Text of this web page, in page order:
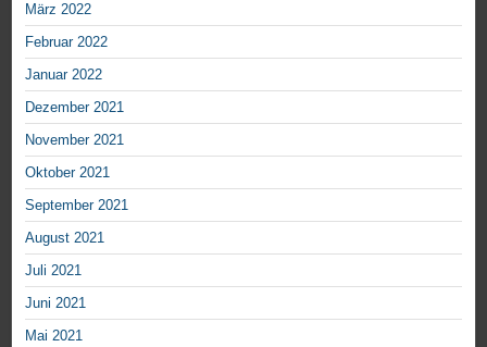
März 2022
Februar 2022
Januar 2022
Dezember 2021
November 2021
Oktober 2021
September 2021
August 2021
Juli 2021
Juni 2021
Mai 2021